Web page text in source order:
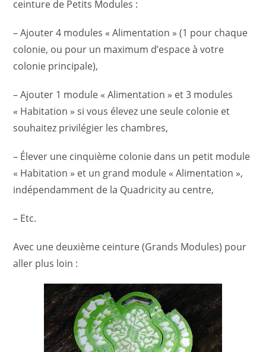
ceinture de Petits Modules :
– Ajouter 4 modules « Alimentation » (1 pour chaque
colonie, ou pour un maximum d’espace à votre
colonie principale),
– Ajouter 1 module « Alimentation » et 3 modules
« Habitation » si vous élevez une seule colonie et
souhaitez privilégier les chambres,
– Élever une cinquième colonie dans un petit module
« Habitation » et un grand module « Alimentation »,
indépendamment de la Quadricity au centre,
– Etc.
Avec une deuxième ceinture (Grands Modules) pour
aller plus loin :